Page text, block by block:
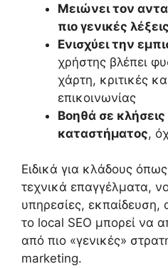
Μειώνει τον
πιο γενικές λέξεις
Ενισχύει την
χρήστης βλέπει
χάρτη, κριτικές
επικοινωνίας
Βοηθά σε κλήσεις
καταστήματος,
Ειδικά για κλάδους
τεχνικά επαγγέλματα,
υπηρεσίες, εκπαίδευση,
το local SEO μπορεί να
από πιο «γενικές»
marketing.